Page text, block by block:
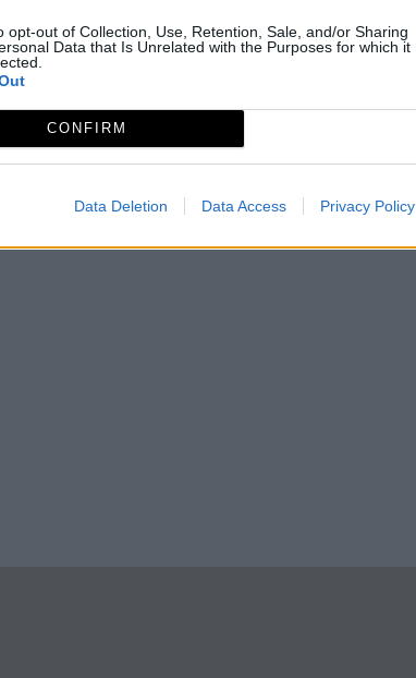
opt-out of Collection, Use, Retention, Sale, and/or Sharing
Data that Is Unrelated with the Purposes for which it
CONFIRM
Data Deletion Data Access Privacy Policy
2